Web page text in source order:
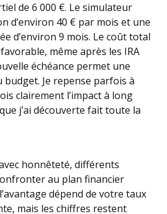
de 6 000 €. Le simulateur
d’environ 40 € par mois et une
d’environ 9 mois. Le coût total
même après les IRA
échéance permet une
Je repense parfois à
clairement l’impact à long
j’ai découverte fait toute la
honnêteté, différents
au plan financier
dépend de votre taux
mais les chiffres restent